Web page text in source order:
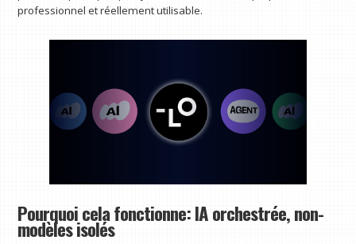
professionnel et réellement utilisable.
Pourquoi cela fonctionne: IA orchestrée, non-
modèles isolés